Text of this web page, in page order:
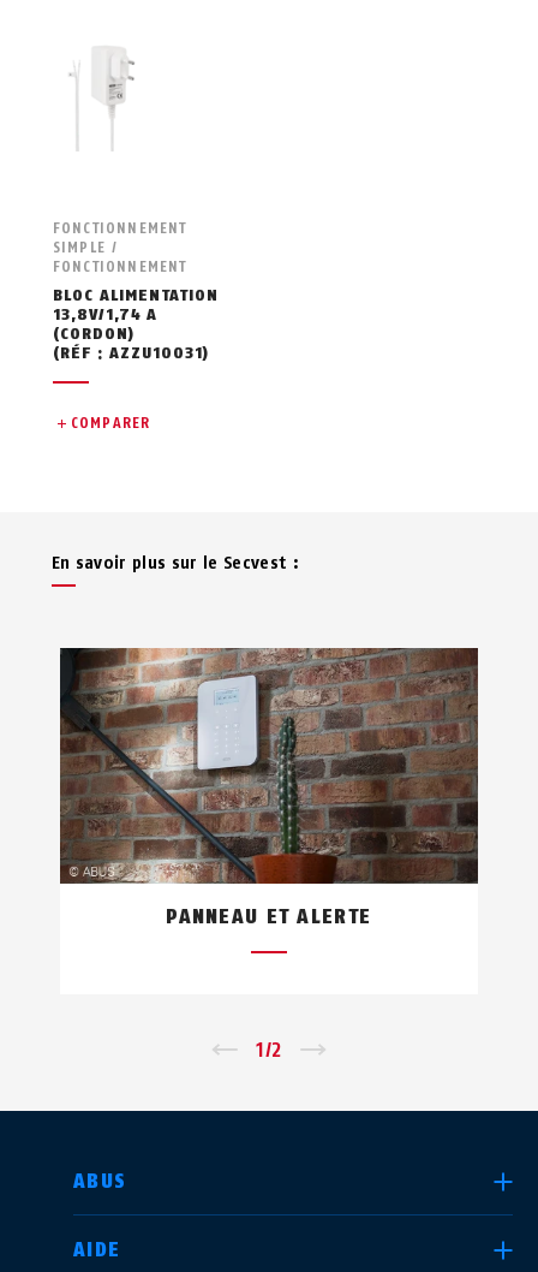
FONCTIONNEMENT
SIMPLE /
FONCTIONNEMENT
BLOC ALIMENTATION
13,8V/1,74 A
(CORDON)
(RÉF : AZZU10031)
COMPARER
En savoir plus sur le Secvest :
PANNEAU ET ALERTE
1/2
ABUS
AIDE
CHOISIR UN PAYS